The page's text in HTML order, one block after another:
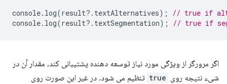
console. log(result? . textAlternatives);
// true if
console. log(result? . textSegmentation); // true if
اگر مرورگر از ویژگی مورد نیاز توسعه دهنده پشتیبانی کند، مقدار آن در
شیء نتیجه روی true تنظیم می شود. در غیر این صورت روی